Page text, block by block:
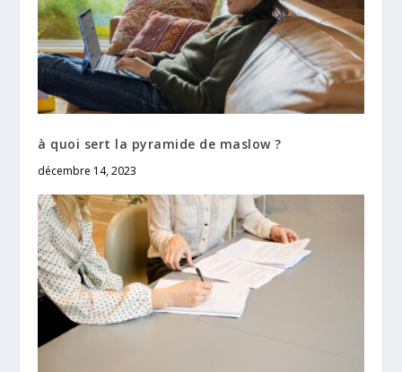
à quoi sert la pyramide de maslow ?
décembre 14, 2023